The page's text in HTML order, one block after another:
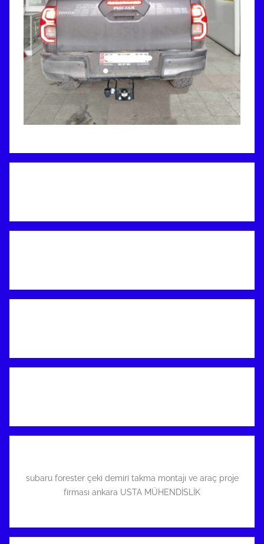
subaru forester çeki demiri takma montajı ve araç proje
firması ankara USTA MÜHENDİSLİK